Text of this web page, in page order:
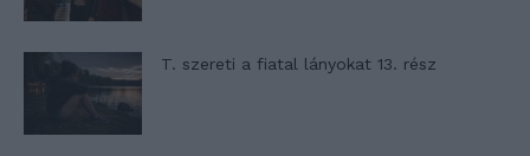
T. szereti a fiatal lányokat 13. rész